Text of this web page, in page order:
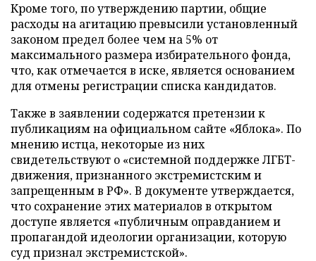
Кроме того, по утверждению партии, общие
расходы на агитацию превысили установленный
законом предел более чем на 5% от
максимального размера избирательного фонда,
что, как отмечается в иске, является основанием
для отмены регистрации списка кандидатов.
Также в заявлении содержатся претензии к
публикациям на официальном сайте «Яблока». По
мнению истца, некоторые из них
свидетельствуют о «системной поддержке ЛГБТ-
движения, признанного экстремистским и
запрещенным в РФ». В документе утверждается,
что сохранение этих материалов в открытом
доступе является «публичным оправданием и
пропагандой идеологии организации, которую
суд признал экстремистской».